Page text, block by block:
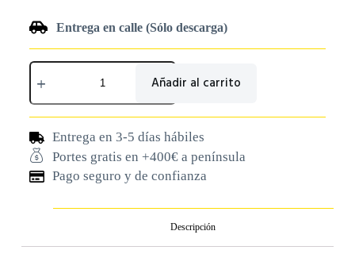
Entrega en calle (Sólo descarga)
Añadir al carrito
Entrega en 3-5 días hábiles
Portes gratis en +400€ a península
Pago seguro y de confianza
Descripción